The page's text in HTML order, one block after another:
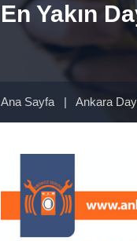
En Yakın
Ana Sayfa | Ankara